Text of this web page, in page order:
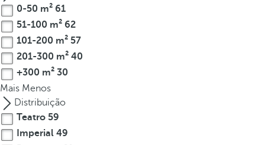
p
r
e
s
s
t
h
e
o
0-50 m² 61
51-100 m² 62
101-200 m² 57
201-300 m² 40
+300 m² 30
Mais Menos
Distribuição
Teatro 59
Imperial 49